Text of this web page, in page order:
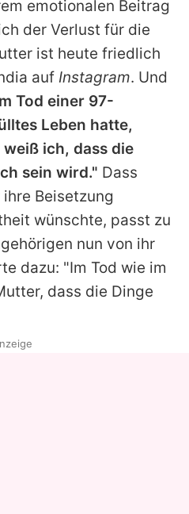
emotionalen Beitrag
der Verlust für die
ist heute friedlich
auf Instagram. Und
Tod einer 97-
Leben hatte,
ich, dass die
sein wird." Dass
Beisetzung
wünschte, passt zu
nun von ihr
dazu: "Im Tod wie im
dass die Dinge